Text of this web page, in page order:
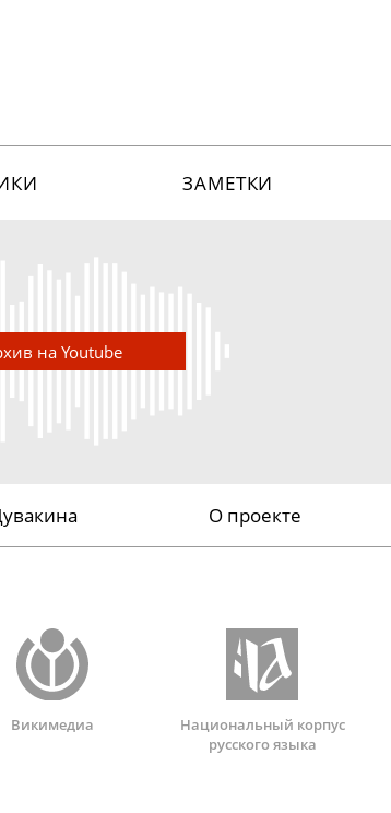
ЗАМЕТКИ
на Youtube
О проекте
Викимедиа
Национальный корпус
русского языка